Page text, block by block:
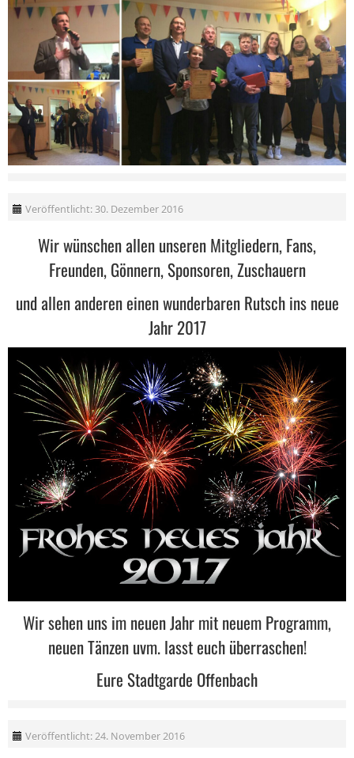
Veröffentlicht: 30. Dezember 2016
Wir wünschen allen unseren Mitgliedern, Fans,
Freunden, Gönnern, Sponsoren, Zuschauern
und allen anderen einen wunderbaren Rutsch ins neue
Jahr 2017
Wir sehen uns im neuen Jahr mit neuem Programm,
neuen Tänzen uvm. lasst euch überraschen!
Eure Stadtgarde Offenbach
Veröffentlicht: 24. November 2016